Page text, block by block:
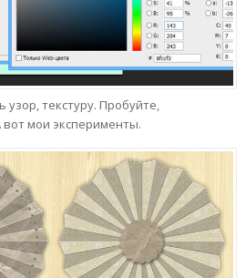
текстуру. Пробуйте,
мои эксперименты.